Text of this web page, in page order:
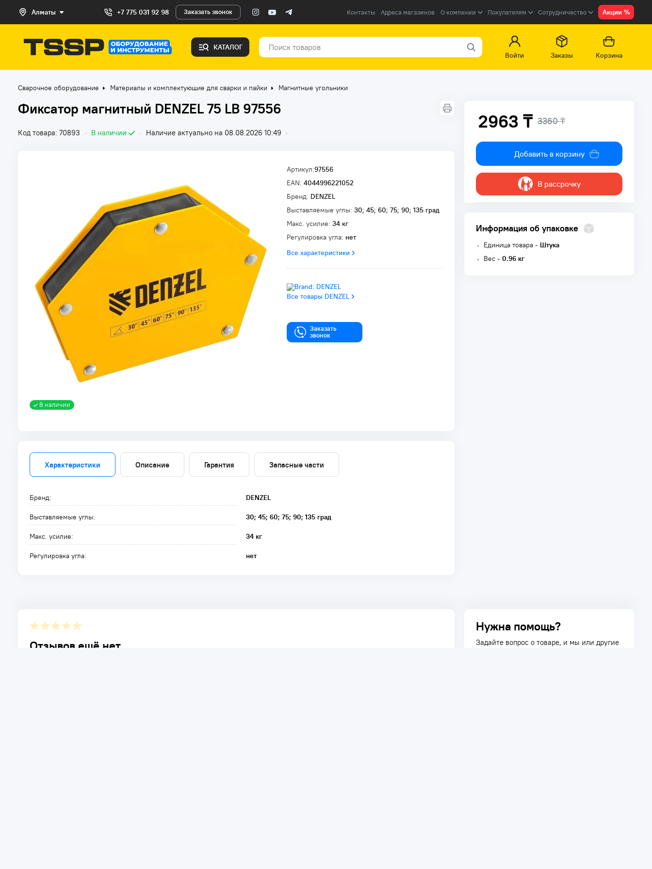
Алматы +7 775 031 92 98 Заказать звонок Контакты Адреса магазинов О компании Покупателям Сотрудничество Акции %
КАТАЛОГ
Войти
Заказы Корзина
Сварочное оборудование Материалы и комплектующие для сварки и пайки Магнитные угольники
Фиксатор магнитный DENZEL 75 LB 97556
Код товара: 70893 • В наличии • Наличие актуально на 08.08.2026 10:49 •
В наличии
Артикул:97556
EAN: 4044996221052
Бренд: DENZEL
Выставляемые углы: 30; 45; 60; 75; 90; 135 град
Макс. усилие: 34 кг
Регулировка угла: нет
Все характеристики
Все товары DENZEL
Заказать
звонок
2963 ₸ 3360 ₸
Добавить в корзину
В рассрочку
Информация об упаковке
Единица товара - Штука
Вес - 0.96 кг
Характеристики Описание Гарантия Запасные части
Бренд: DENZEL
Выставляемые углы: 30; 45; 60; 75; 90; 135 град
Макс. усилие: 34 кг
Регулировка угла: нет
Отзывов ещё нет.
Нужна помощь?
Задайте вопрос о товаре, и мы или другие